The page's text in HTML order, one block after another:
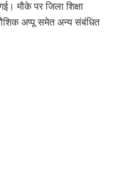
मौके पर जिला शिक्षा
अप्पू समेत अन्य संबंधित